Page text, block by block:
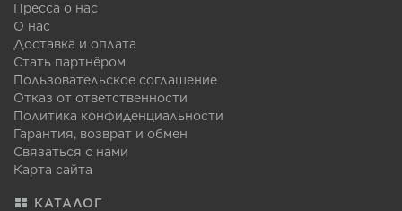
Пресса о нас
О нас
Доставка и оплата
Стать партнёром
Пользовательское соглашение
Отказ от ответственности
Политика конфиденциальности
Гарантия, возврат и обмен
Связаться с нами
Карта сайта
КАТАЛОГ